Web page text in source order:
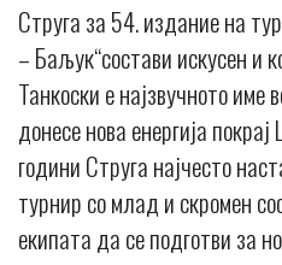
Струга за 54. издание на
– Баљук“состави искусен и
Танкоски е најзвучното име
донесе нова енергија
години Струга најчесто
турнир со млад и скромен
екипата да се подготви за